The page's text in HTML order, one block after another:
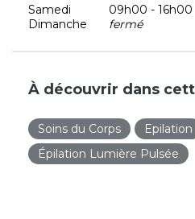
Samedi
09h00 - 16h00
Dimanche
fermé
À découvrir dans
Soins du Corps
Epilation
Épilation Lumière Pulsée